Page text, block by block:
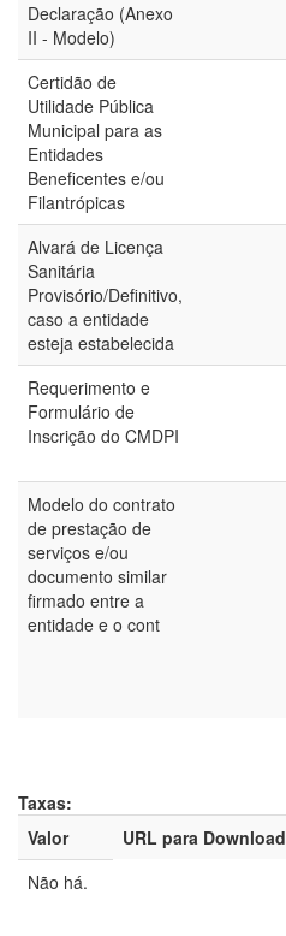
Declaração (Anexo
II - Modelo)
Certidão de
Utilidade Pública
Municipal para as
Entidades
Beneficentes e/ou
Filantrópicas
Alvará de Licença
Sanitária
Provisório/Definitivo,
caso a entidade
esteja estabelecida
Requerimento e
Formulário de
Inscrição do CMDPI
Modelo do contrato
de prestação de
serviços e/ou
documento similar
firmado entre a
entidade e o cont
Taxas:
Valor
URL para Download
Não há.